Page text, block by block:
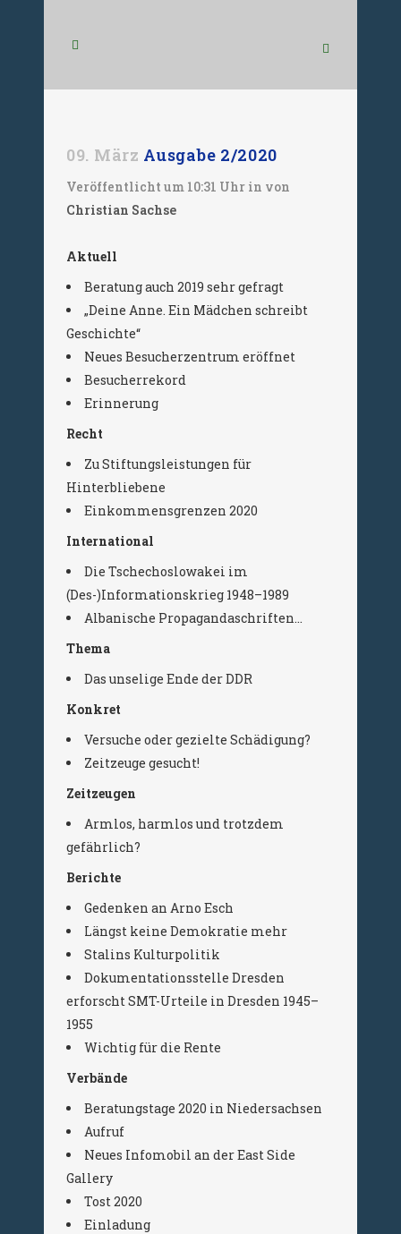
09. März Ausgabe 2/2020
Veröffentlicht um 10:31 Uhr in von
Christian Sachse
Aktuell
Beratung auch 2019 sehr gefragt
„Deine Anne. Ein Mädchen schreibt
Geschichte“
Neues Besucherzentrum eröffnet
Besucherrekord
Erinnerung
Recht
Zu Stiftungsleistungen für
Hinterbliebene
Einkommensgrenzen 2020
International
Die Tschechoslowakei im
(Des-)Informationskrieg 1948–1989
Albanische Propagandaschriften…
Thema
Das unselige Ende der DDR
Konkret
Versuche oder gezielte Schädigung?
Zeitzeuge gesucht!
Zeitzeugen
Armlos, harmlos und trotzdem
gefährlich?
Berichte
Gedenken an Arno Esch
Längst keine Demokratie mehr
Stalins Kulturpolitik
Dokumentationsstelle Dresden
erforscht SMT-Urteile in Dresden 1945–
1955
Wichtig für die Rente
Verbände
Beratungstage 2020 in Niedersachsen
Aufruf
Neues Infomobil an der East Side
Gallery
Tost 2020
Einladung